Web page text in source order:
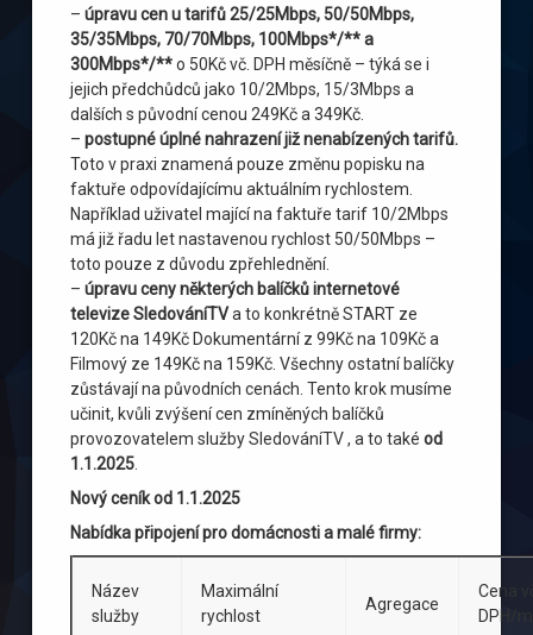
–úpravu cen u tarifů 25/25Mbps, 50/50Mbps,
35/35Mbps, 70/70Mbps, 100Mbps*/** a
300Mbps*/**o 50Kč vč. DPH měsíčně – týká se i
jejich předchůdců jako 10/2Mbps, 15/3Mbps a
dalších s původní cenou 249Kč a 349Kč.
–postupné úplné nahrazení již nenabízených tarifů.
Toto v praxi znamená pouze změnu popisku na
faktuře odpovídajícímu aktuálním rychlostem.
Například uživatel mající na faktuře tarif 10/2Mbps
má již řadu let nastavenou rychlost 50/50Mbps –
toto pouze z důvodu zpřehlednění.
–úpravu ceny některých balíčků internetové
televize SledováníTVa to konkrétně START ze
120Kč na 149Kč Dokumentární z 99Kč na 109Kč a
Filmový ze 149Kč na 159Kč. Všechny ostatní balíčky
zůstávají na původních cenách. Tento krok musíme
učinit, kvůli zvýšení cen zmíněných balíčků
provozovatelem služby SledováníTV , a to takéod
1.1.2025
Nový ceník od 1.1.2025
Nabídka připojení pro domácnosti a malé firmy:
Název
služby
Maximální
rychlost
Agregace
Cena
DPH/